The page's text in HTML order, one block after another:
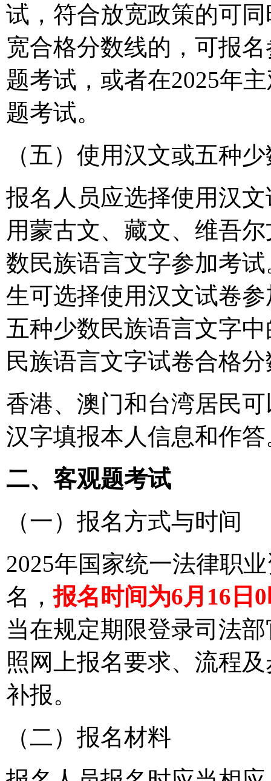
试，符合放宽政策的可
宽合格分数线的，可报
题考试，或者在2025年
题考试。
（五）使用汉文或五种
报名人员应选择使用汉
用蒙古文、藏文、维吾
数民族语言文字参加考
生可选择使用汉文试卷
五种少数民族语言文字
民族语言文字试卷合格
香港、澳门和台湾居民
汉字填报本人信息和作答
二、客观题考试
（一）报名方式与时间
2025年国家统一法律职
名，报名时间为6月16日
当在规定期限登录司法
照网上报名要求、流程
补报。
（二）报名材料